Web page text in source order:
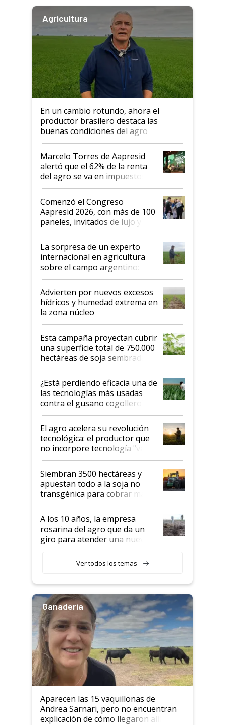
Agricultura
En un cambio rotundo, ahora el
productor brasilero destaca las
buenas condiciones del agro
argentino para invertir: "Los veo
más motivados"
Marcelo Torres de Aapresid
alertó que el 62% de la renta
del agro se va en impuestos:
"No es bueno que en
Argentina se sigan discutiendo
las mismas cosas de hace 50
años"
Comenzó el Congreso
Aapresid 2026, con más de 100
paneles, invitados de lujo y
todas las tendencias
La sorpresa de un experto
internacional en agricultura
sobre el campo argentino:
"Estoy muy impresionado"
Advierten por nuevos excesos
hídricos y humedad extrema en
la zona núcleo
Esta campaña proyectan cubrir
una superficie total de 750.000
hectáreas de soja sembradas
con una nueva generación de
variedades que marcan un
salto tecnológico en genética y
rendimiento
¿Está perdiendo eficacia una de
las tecnologías más usadas
contra el gusano cogollero? El
desafío de una tecnología clave
El agro acelera su revolución
tecnológica: el productor que
no incorpore tecnología "va a
perder el tren"
Siembran 3500 hectáreas y
apuestan todo a la soja no
transgénica para cobrar más
por tonelada: compraron un
semillero
A los 10 años, la empresa
rosarina del agro que da un
giro para atender una nueva
Ver todos los temas
Ganadería
Aparecen las 15 vaquillonas de
Andrea Sarnari, pero no encuentran
explicación de cómo llegaron allí